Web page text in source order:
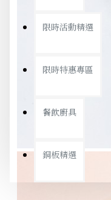
限時活動精選
限時特惠專區
餐飲廚具
銅板精選